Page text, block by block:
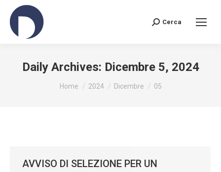
Search:
Cerca
Daily Archives: Dicembre 5, 2024
You are here:
Home 2024 Dicembre 05
AVVISO DI SELEZIONE PER UN